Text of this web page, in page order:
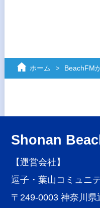
ホーム BeachFM
Shonan
【運営会社】
逗子・葉山コミュニ
〒249-0003 神奈川